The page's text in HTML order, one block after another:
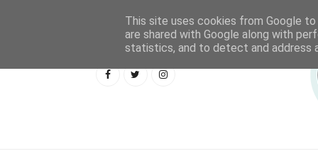
This site uses cookies from Google
are shared with Google along with
statistics, and to detect and address